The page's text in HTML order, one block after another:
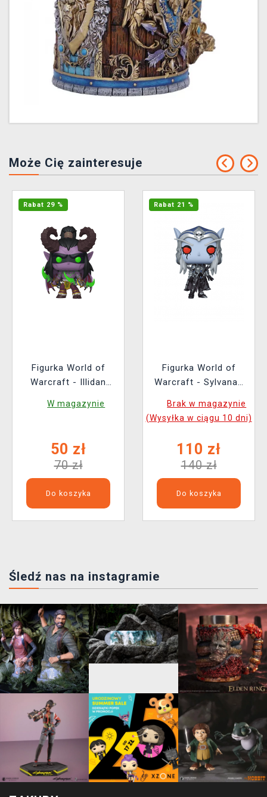
Może Cię zainteresuje
Rabat 29 %
Figurka World of
Warcraft - Illidan
1101)
W magazynie
50 zł
70 zł
Do koszyka
Rabat 21 %
Figurka World of
Warcraft - Sylvanas
Games 990)
Brak w magazynie
(Wysyłka w ciągu 10 dni)
110 zł
140 zł
Do koszyka
Śledź nas na instagramie